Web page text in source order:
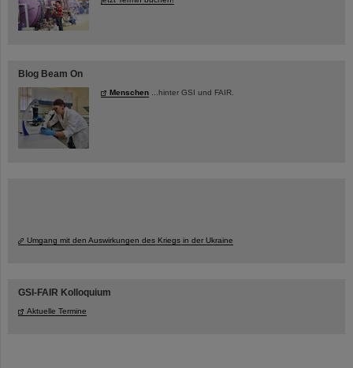
Blog Beam On
Menschen ...hinter GSI und FAIR.
Umgang mit den Auswirkungen des Kriegs in der Ukraine
GSI-FAIR Kolloquium
Aktuelle Termine